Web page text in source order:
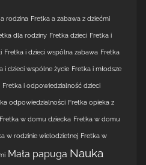
rodzina Fretka a zabawa z dziećmi
dla rodziny Fretka dzieci Fretka i
Fretka i dzieci wspólna zabawa Fretka
i dzieci wspólne życie Fretka i młodsze
Fretka i odpowiedzialność dzieci
odpowiedzialności Fretka opieka z
Fretka w domu dziecka Fretka w domu
w rodzinie wielodzietnej Fretka w
Mała papuga Nauka